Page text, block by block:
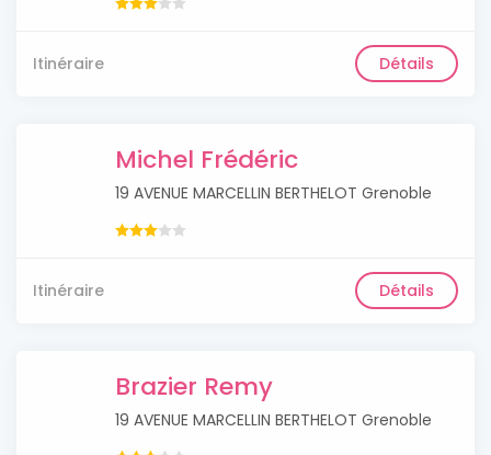
Itinéraire Détails
Michel Frédéric
19 AVENUE MARCELLIN BERTHELOT Grenoble
Itinéraire Détails
Brazier Remy
19 AVENUE MARCELLIN BERTHELOT Grenoble